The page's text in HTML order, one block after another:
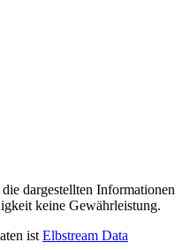
dargestellten Informationen
keine Gewährleistung.
ist Elbstream Data